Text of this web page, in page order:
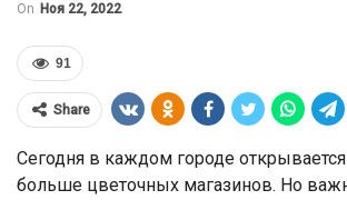
On Ноя 22, 2022
91
Share
Сегодня в каждом городе
больше цветочных магазинов. Но